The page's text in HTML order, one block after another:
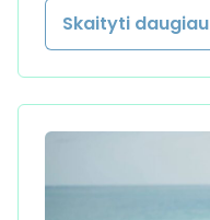
Skaityti daugiau